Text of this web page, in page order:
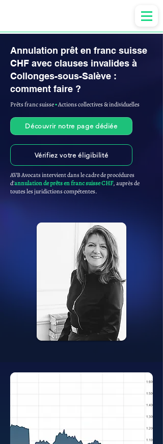
Annulation prêt en franc suisse
CHF avec clauses invalides à
Collonges-sous-Salève :
comment faire ?
Prêts franc suisse▪︎Actions collectives & individuelles
Découvrir notre page dédiée
Vérifiez votre éligibilité
AVB Avocats intervient dans le cadre de procédures
d'annulation de prêts en franc suisse CHF, auprès de
toutes les juridictions compétentes.